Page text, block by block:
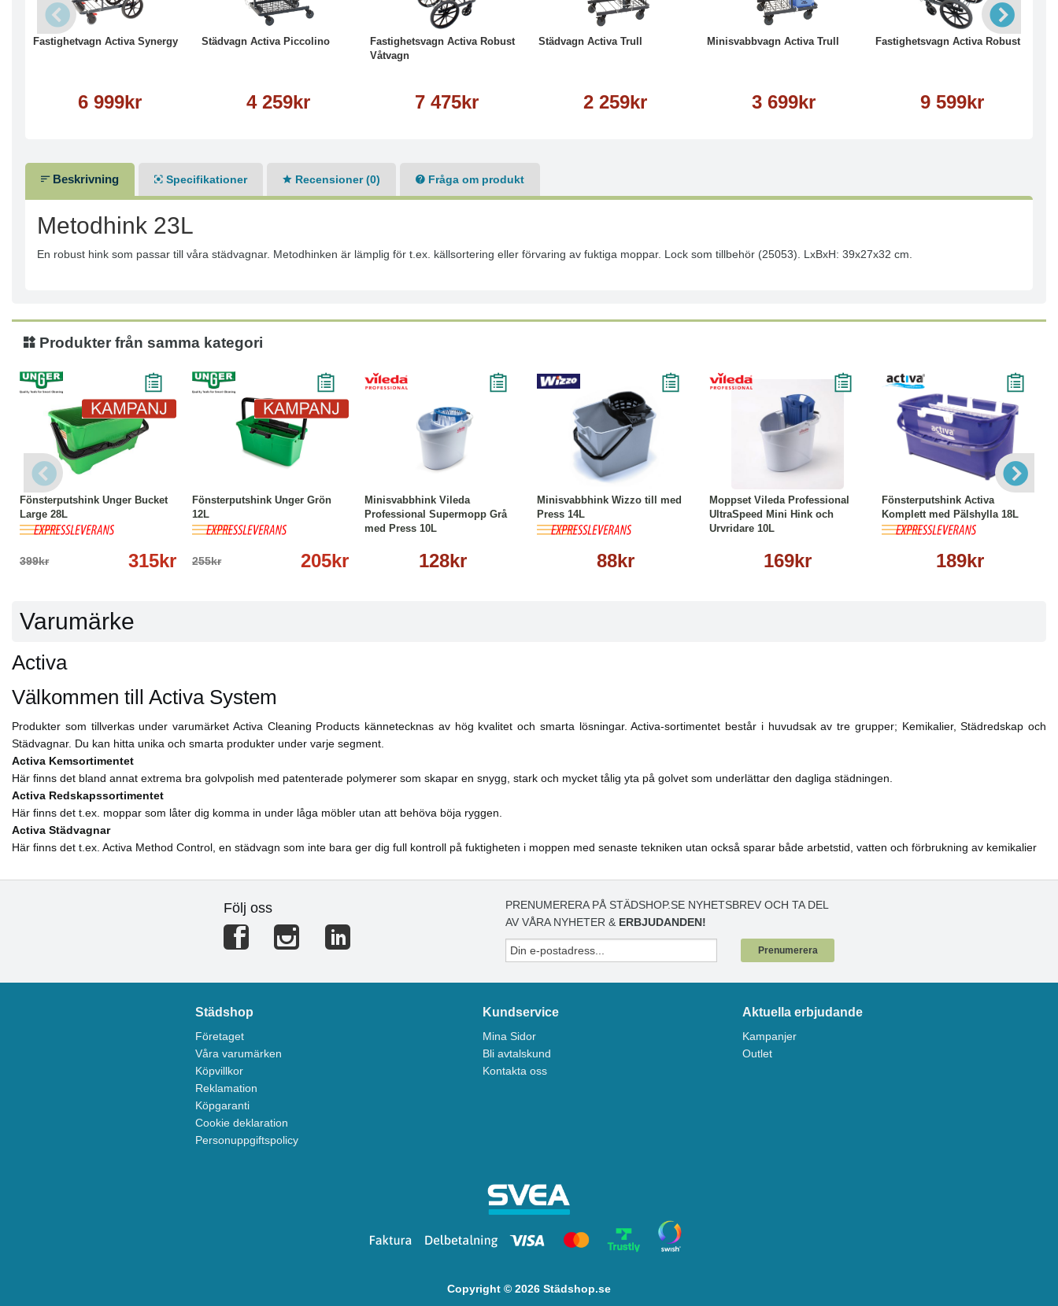
Fastighetvagn Activa Synergy
6 999kr
Köp Läs mer
Städvagn Activa Piccolino
4 259kr
Köp Läs mer
Fastighetsvagn Activa Robust
Våtvagn
7 475kr
Köp Läs mer
Städvagn Activa Trull
2 259kr
Köp Läs mer
Minisvabbvagn Activa Trull
3 699kr
Köp Läs mer
Fastighetsvagn Activa Robust
9 599kr
Köp Läs mer
Beskrivning Specifikationer Recensioner (0) Fråga om produkt
Metodhink 23L
En robust hink som passar till våra städvagnar. Metodhinken är lämplig för t.ex. källsortering eller förvaring av fuktiga moppar. Lock som tillbehör (25053). LxBxH: 39x27x32 cm.
Produkter från samma kategori
Fönsterputshink Unger Bucket
Large 28L
399kr 315kr
-21% Köp
Fönsterputshink Unger Grön
12L
255kr 205kr
Köp
Minisvabbhink Vileda
Professional Supermopp Grå
med Press 10L
128kr
Minisvabbhink Wizzo till med
Press 14L
88kr
Köp Läs mer
Moppset Vileda Professional
UltraSpeed Mini Hink och
Urvridare 10L
169kr
Läs mer
Fönsterputshink Activa
Komplett med Pälshylla 18L
189kr
Läs mer
Varumärke
Activa
Välkommen till Activa System
Produkter som tillverkas under varumärket Activa Cleaning Products kännetecknas av hög kvalitet och smarta lösningar. Activa-sortimentet består i huvudsak av tre grupper; Kemikalier, Städredskap och
Städvagnar. Du kan hitta unika och smarta produkter under varje segment.
Activa Kemsortimentet
Här finns det bland annat extrema bra golvpolish med patenterade polymerer som skapar en snygg, stark och mycket tålig yta på golvet som underlättar den dagliga städningen.
Activa Redskapssortimentet
Här finns det t.ex. moppar som låter dig komma in under låga möbler utan att behöva böja ryggen.
Activa Städvagnar
Här finns det t.ex. Activa Method Control, en städvagn som inte bara ger dig full kontroll på fuktigheten i moppen med senaste tekniken utan också sparar både arbetstid, vatten och förbrukning av kemikalier
Följ oss
PRENUMERERA PÅ STÄDSHOP.SE NYHETSBREV OCH TA DEL
AV VÅRA NYHETER & ERBJUDANDEN!
Prenumerera
Städshop
Företaget
Våra varumärken
Köpvillkor
Reklamation
Köpgaranti
Cookie deklaration
Personuppgiftspolicy
Kundservice
Mina Sidor
Bli avtalskund
Kontakta oss
Aktuella erbjudande
Kampanjer
Outlet
Copyright © 2026 Städshop.se